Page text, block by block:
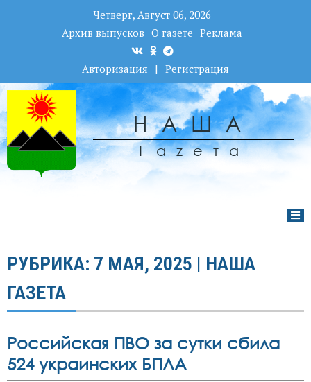
Четверг, Август 06, 2026
Архив выпусков О газете Реклама
Авторизация | Регистрация
НАША
Гаzета
РУБРИКА: 7 МАЯ, 2025 | НАША
ГАЗЕТА
Российская ПВО за сутки сбила
524 украинских БПЛА